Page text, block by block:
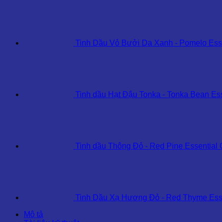
Tinh Dầu Vỏ Bưởi Da Xanh - Pomelo
Tinh dầu Hạt Đậu Tonka - Tonka Bean
Tinh dầu Thông Đỏ - Red Pine Essential
Tinh Dầu Xạ Hương Đỏ - Red Thyme
Mô tả